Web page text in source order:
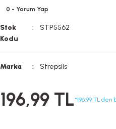
0 - Yorum Yap
Stok
Kodu
STP5562
Marka Strepsils
196,99 TL*196,99 TL